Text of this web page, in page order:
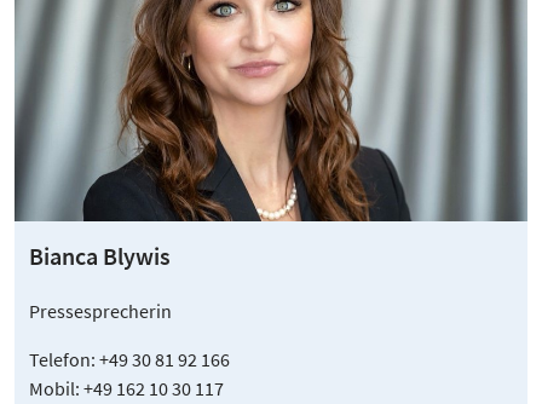
Bianca Blywis
Pressesprecherin
Telefon: +49 30 81 92 166
Mobil: +49 162 10 30 117